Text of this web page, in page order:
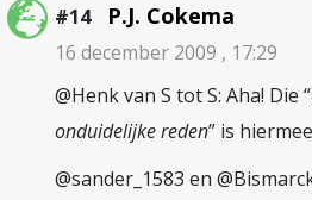
#14 P.J. Cokema
16 december 2009 , 17:29
@Henk van S tot S: Aha! Die “
onduidelijke reden” is
@sander_1583 en